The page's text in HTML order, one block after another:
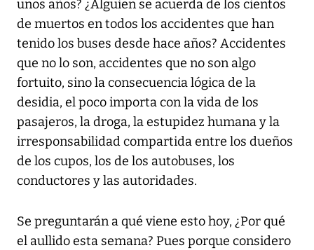
unos años? ¿Alguien se acuerda de los cientos
de muertos en todos los accidentes que han
tenido los buses desde hace años? Accidentes
que no lo son, accidentes que no son algo
fortuito, sino la consecuencia lógica de la
desidia, el poco importa con la vida de los
pasajeros, la droga, la estupidez humana y la
irresponsabilidad compartida entre los dueños
de los cupos, los de los autobuses, los
conductores y las autoridades.
Se preguntarán a qué viene esto hoy, ¿Por qué
el aullido esta semana? Pues porque considero